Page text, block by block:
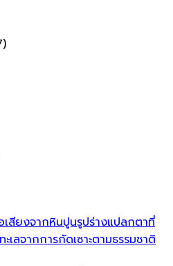
สียงจากหินปูนรูปร่างแปลกตาที่
เลจากการกัดเซาะตามธรรมชาติ